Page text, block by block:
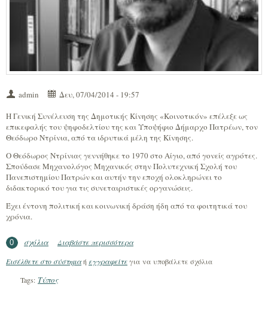
admin
Δευ, 07/04/2014 - 19:57
Η Γενική Συνέλευση της Δημοτικής Κίνησης «Κοινοτικόν» επέλεξε ως
επικεφαλής του ψηφοδελτίου της και Υποψήφιο Δήμαρχο Πατρέων, τον
Θεόδωρο Ντρίνια, από τα ιδρυτικά μέλη της Κίνησης.
Ο Θεόδωρος Ντρίνιας γεννήθηκε το 1970 στο Αίγιο, από γονείς αγρότες.
Σπούδασε Μηχανολόγος Μηχανικός στην Πολυτεχνική Σχολή του
Πανεπιστημίου Πατρών και αυτήν την εποχή ολοκληρώνει το
διδακτορικό του για τις συνεταιριστικές οργανώσεις.
Έχει έντονη πολιτική και κοινωνική δράση ήδη από τα φοιτητικά του
χρόνια.
0 σχόλια Διαβάστε περισσότεραγια ΔΕΛΤΙΟ ΤΥΠΟΥ: Επικεφαλής της
Ντρίνιας
Εισέλθετε στο σύστημαή εγγραφείτεγια να υποβάλετε σχόλια
Tags: Τύπος